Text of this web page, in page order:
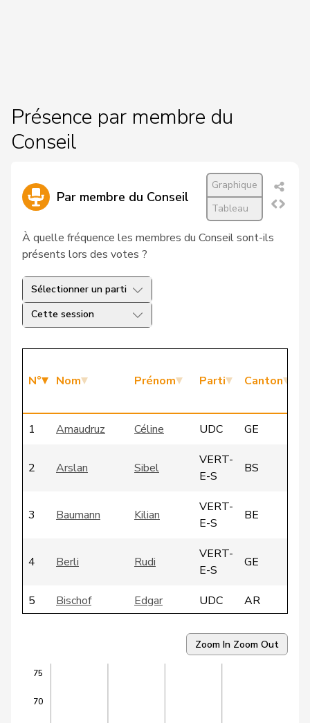
Présence par membre du
Conseil
Par membre du Conseil
Graphique
Tableau
À quelle fréquence les membres du Conseil sont-ils
présents lors des votes ?
Sélectionner un parti
Cette session
N° Nom Prénom Parti Canton
1 Amaudruz Céline UDC GE
2 Arslan Sibel
VERT-
E-S
BS
3 Baumann Kilian
VERT-
E-S
BE
4 Berli Rudi
VERT-
E-S
GE
5 Bischof Edgar UDC
AR
PSS
AG
Zoom In Zoom Out
70
75